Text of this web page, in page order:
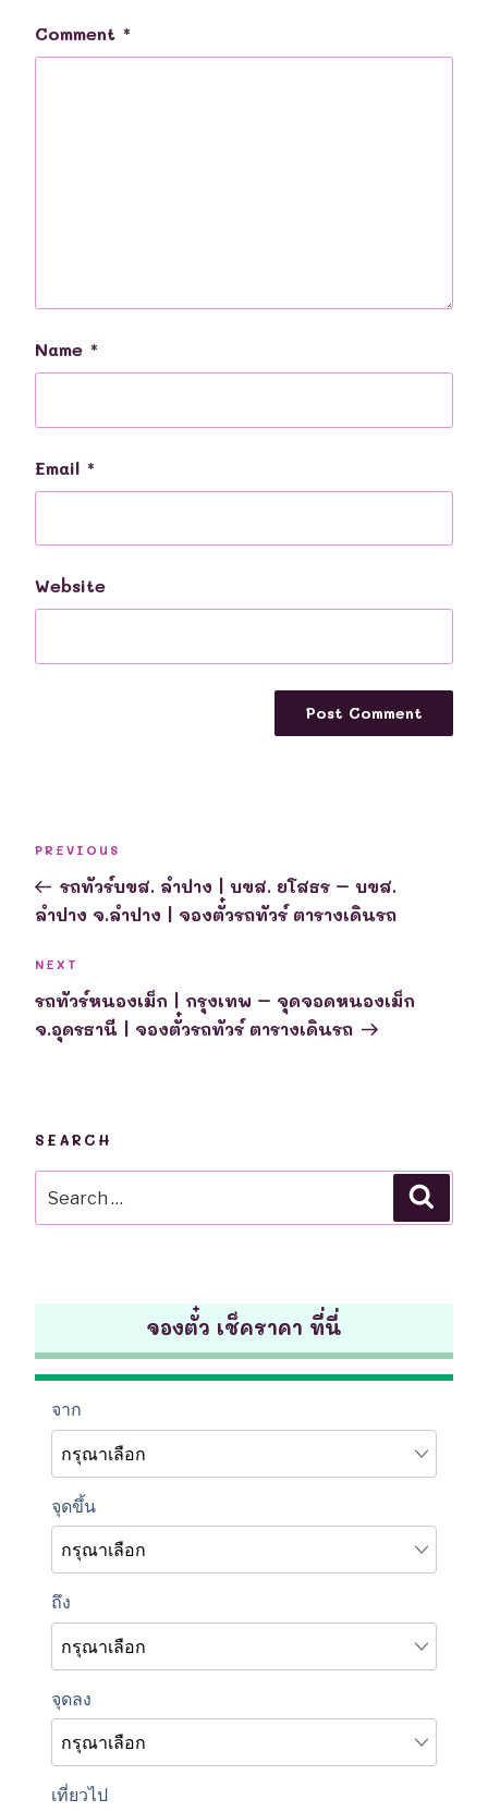
Comment *
Name *
Email *
Website
Previous
Post
PREVIOUS
รถทัวร์บขส. ลำปาง | บขส. ยโสธร – บขส.
ลำปาง จ.ลำปาง | จองตั๋วรถทัวร์ ตารางเดินรถ
Next
Post
NEXT
รถทัวร์หนองเม็ก | กรุงเทพ – จุดจอดหนองเม็ก
จ.อุดรธานี | จองตั๋วรถทัวร์ ตารางเดินรถ
SEARCH
for:
จองตั๋ว เช็คราคา ที่นี่